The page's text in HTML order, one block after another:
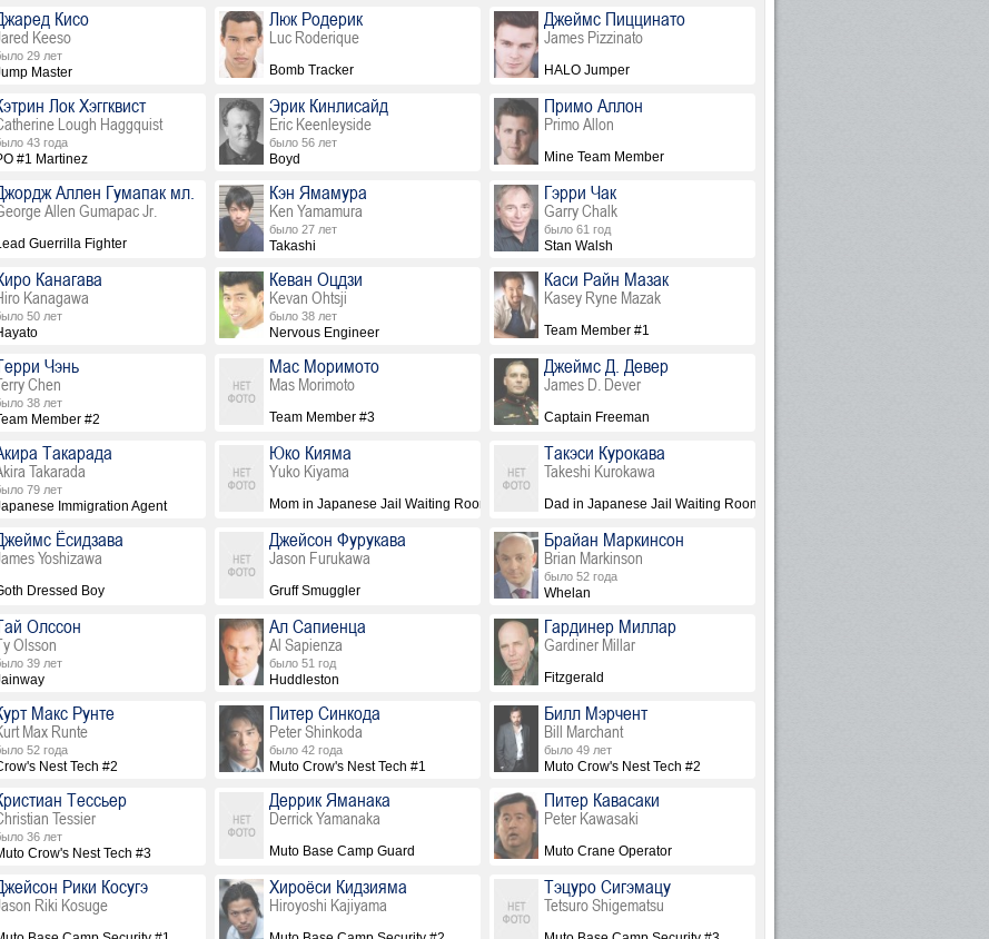
Кисо
Keeso
29 лет
Master
Люк Родерик
Luc Roderique
Bomb Tracker
Джеймс Пиццинато
James Pizzinato
HALO Jumper
Лок Хэггквист
Lough Haggquist
43 года
#1 Martinez
Эрик Кинлисайд
Eric Keenleyside
было 56 лет
Boyd
Примо Аллон
Primo Allon
Mine Team Member
Аллен Гумапак мл.
Allen Gumapac Jr.
Guerrilla Fighter
Кэн Ямамура
Ken Yamamura
было 27 лет
Takashi
Гэрри Чак
Garry Chalk
было 61 год
Stan Walsh
Канагава
Kanagawa
50 лет
Кеван Оцдзи
Kevan Ohtsji
было 38 лет
Nervous Engineer
Каси Райн Мазак
Kasey Ryne Mazak
Team Member #1
Чэнь
Chen
38 лет
Member #2
Мас Моримото
Mas Morimoto
Team Member #3
Джеймс Д. Девер
James D. Dever
Captain Freeman
Такарада
Takarada
79 лет
Immigration Agent
Юко Кияма
Yuko Kiyama
Mom in Japanese Jail Waiting Room
Такэси Курокава
Takeshi Kurokawa
Dad in Japanese Jail Waiting Room
Ёсидзава
Yoshizawa
Dressed Boy
Джейсон Фурукава
Jason Furukawa
Gruff Smuggler
Брайан Маркинсон
Brian Markinson
было 52 года
Whelan
Олссон
Olsson
39 лет
Ал Сапиенца
Al Sapienza
было 51 год
Huddleston
Гардинер Миллар
Gardiner Millar
Fitzgerald
Макс Рунте
Max Runte
52 года
Nest Tech #2
Питер Синкода
Peter Shinkoda
было 42 года
Muto Crow's Nest Tech #1
Билл Мэрчент
Bill Marchant
было 49 лет
Muto Crow's Nest Tech #2
Тессьер
Tessier
36 лет
Crow's Nest Tech #3
Деррик Яманака
Derrick Yamanaka
Muto Base Camp Guard
Питер Кавасаки
Peter Kawasaki
Muto Crane Operator
Рики Косугэ
Riki Kosuge
Хироёси Кидзияма
Hiroyoshi Kajiyama
Тэцуро Сигэмацу
Tetsuro Shigematsu